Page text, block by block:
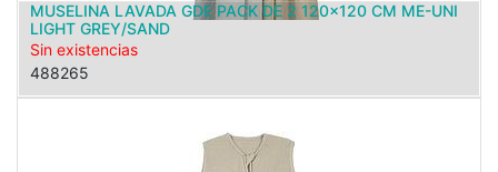
MUSELINA LAVADA GDE PACK DE 2 120x120 CM ME-UNI
LIGHT GREY/SAND
Sin existencias
488265